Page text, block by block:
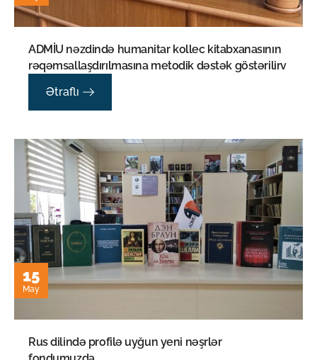
ADMİU nəzdində humanitar kollec kitabxanasının
rəqəmsallaşdırılmasına metodik dəstək göstərilirv
Ətraflı
15
May
Rus dilində profilə uyğun yeni nəşrlər